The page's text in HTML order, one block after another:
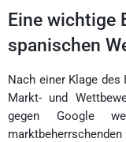
Eine wichtige
spanischen
Nach einer Klage des
Markt- und
gegen Google